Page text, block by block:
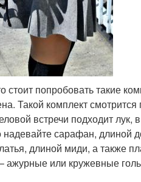
попробовать такие
Такой комплект смотрится
встречи подходит лук,
сарафан, длиной
длиной миди, а также
ажурные или кружевные